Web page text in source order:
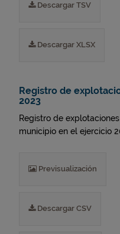
Descargar TSV
Descargar XLSX
Registro de
2023
Registro de
municipio en el ejercicio
Previsualización
Descargar CSV